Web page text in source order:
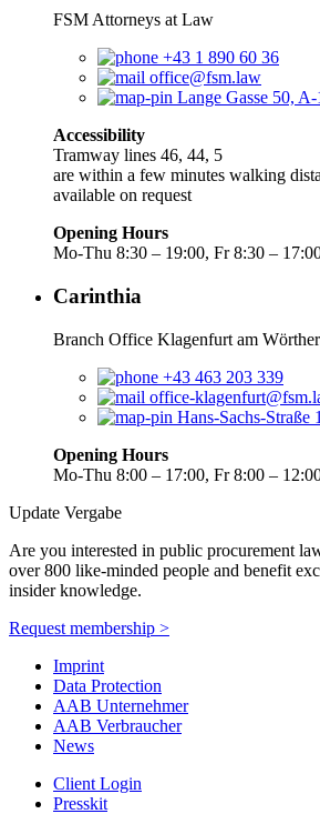
FSM Attorneys at Law
+43 1 890 60 36
office@fsm.law
Lange Gasse 50,
Accessibility
Tramway lines 46, 44, 5
are within a few minutes walking
available on request
Opening Hours
Mo-Thu 8:30 – 19:00, Fr 8:30 –
Carinthia
Branch Office Klagenfurt am
+43 463 203 339
office-
Hans-Sachs-
Opening Hours
Mo-Thu 8:00 – 17:00, Fr 8:00 –
Update Vergabe
Are you interested in public procurement
over 800 like-minded people and benefit
insider knowledge.
Request membership >
Imprint
Data Protection
AAB Unternehmer
AAB Verbraucher
News
Client Login
Presskit